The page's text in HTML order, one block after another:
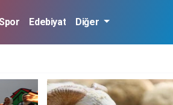
Edebiyat Diğer